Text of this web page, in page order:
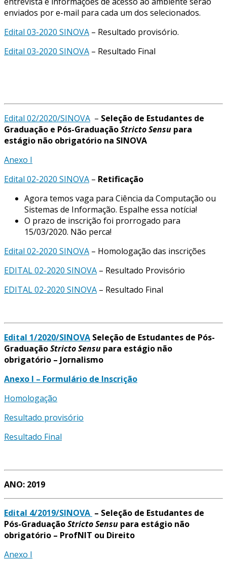
enviados por e-mail para cada um dos selecionados.
Edital 03-2020 SINOVA – Resultado provisório.
Edital 03-2020 SINOVA – Resultado Final
Edital 02/2020/SINOVA – Seleção de Estudantes de
Graduação e Pós-GraduaçãoStricto Sensu para
estágio não obrigatório na SINOVA
Anexo I
Edital 02-2020 SINOVA – Retificação
Agora temos vaga para Ciência da Computação ou
Sistemas de Informação. Espalhe essa notícia!
O prazo de inscrição foi prorrogado para
15/03/2020. Não perca!
Edital 02-2020 SINOVA – Homologação das inscrições
EDITAL 02-2020 SINOVA – Resultado Provisório
EDITAL 02-2020 SINOVA – Resultado Final
Edital 1/2020/SINOVA Seleção de Estudantes de Pós-
GraduaçãoStricto Sensu para estágio não
obrigatório – Jornalismo
Anexo I – Formulário de Inscrição
Homologação
Resultado provisório
Resultado Final
ANO: 2019
Edital 4/2019/SINOVA – Seleção de Estudantes de
Pós-GraduaçãoStricto Sensu para estágio não
obrigatório – ProfNIT ou Direito
Anexo I